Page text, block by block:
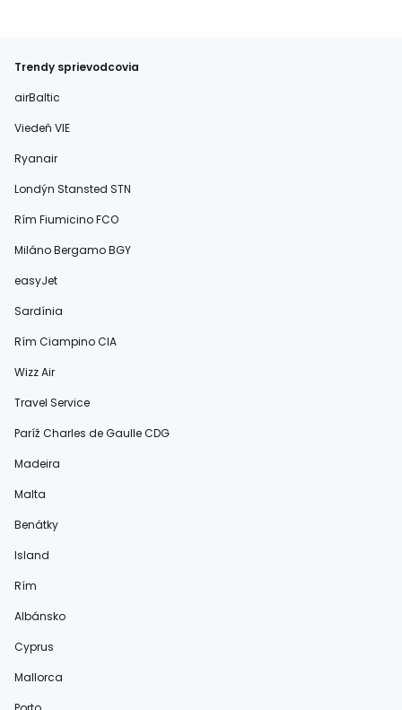
Trendy sprievodcovia
airBaltic
Viedeň VIE
Ryanair
Londýn Stansted STN
Rím Fiumicino FCO
Miláno Bergamo BGY
easyJet
Sardínia
Rím Ciampino CIA
Wizz Air
Travel Service
Paríž Charles de Gaulle CDG
Madeira
Malta
Benátky
Island
Rím
Albánsko
Cyprus
Mallorca